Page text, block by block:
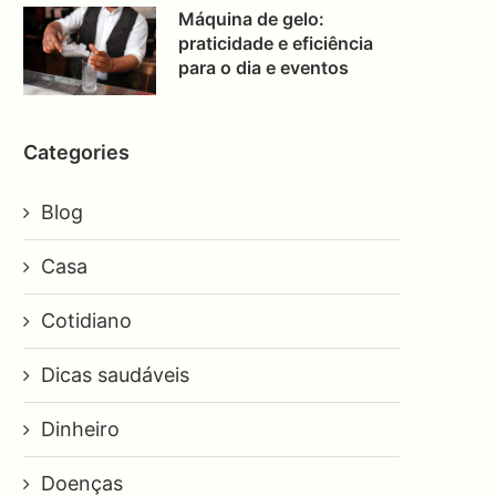
Máquina de gelo:
praticidade e eficiência
para o dia e eventos
Categories
Blog
Casa
Cotidiano
Dicas saudáveis
Dinheiro
Doenças